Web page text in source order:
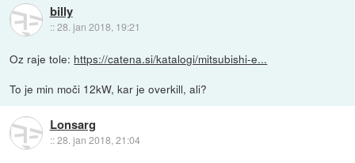
billy
::28. jan 2018, 19:21
Oz raje tole: https://catena.si/katalogi/mitsubishi-e...
To je min moči 12kW, kar je overkill, ali?
Lonsarg
::28. jan 2018, 21:04